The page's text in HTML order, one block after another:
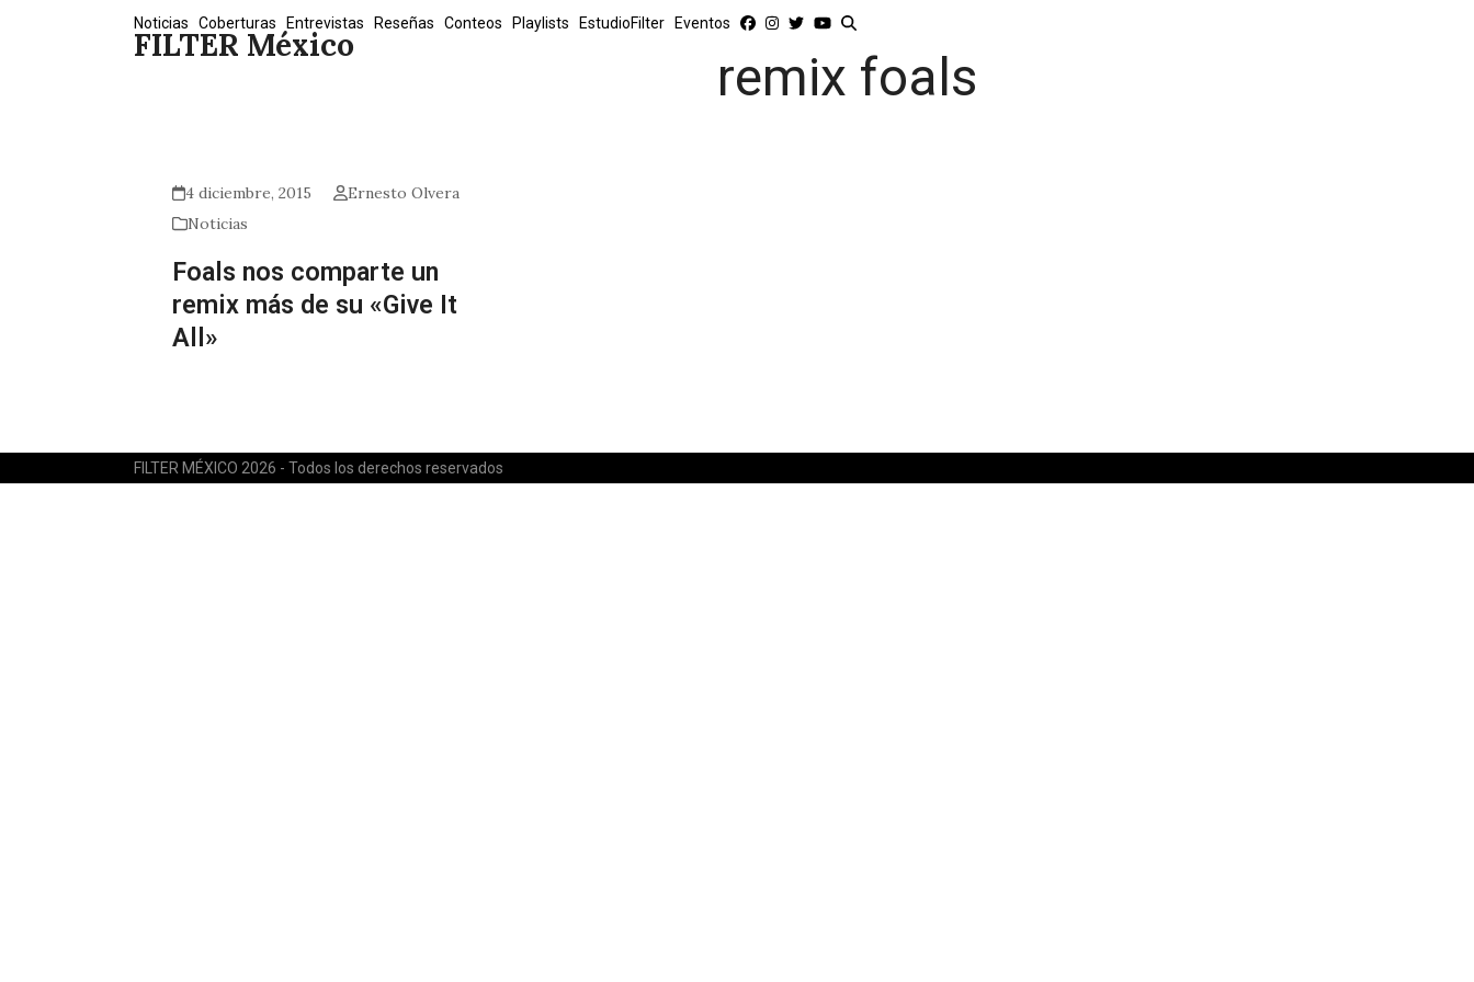
FILTER México
Noticias Coberturas Entrevistas Reseñas Conteos Playlists EstudioFilter Eventos
remix foals
4 diciembre, 2015
Ernesto Olvera
Noticias
Foals nos comparte un
remix más de su «Give It
All»
FILTER MÉXICO 2026 - Todos los derechos reservados